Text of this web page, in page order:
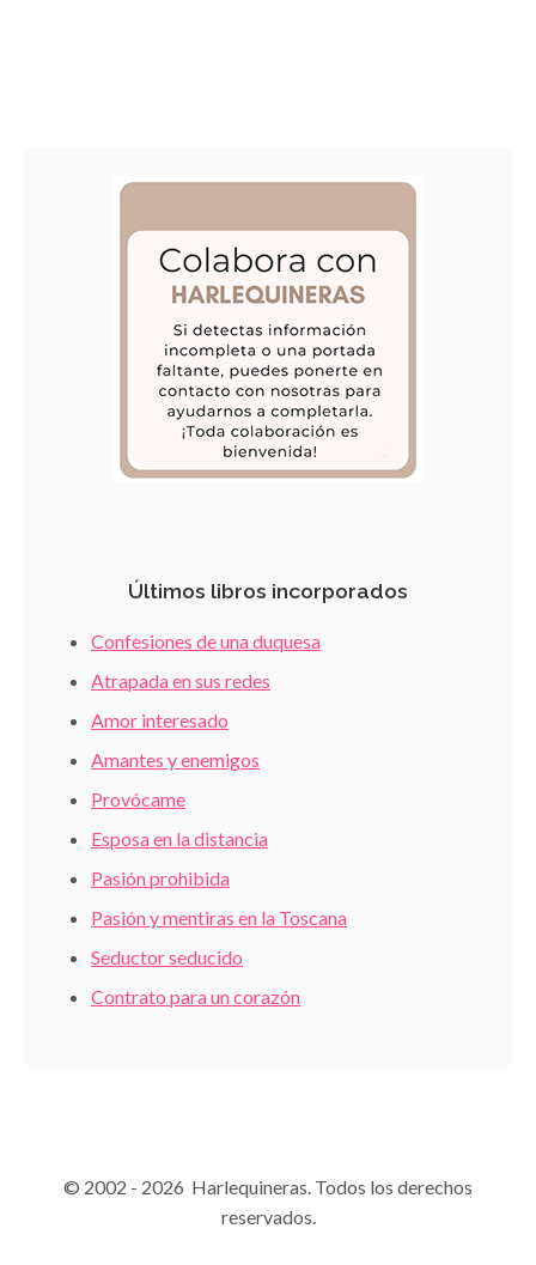
Últimos libros incorporados
Confesiones de una duquesa
Atrapada en sus redes
Amor interesado
Amantes y enemigos
Provócame
Esposa en la distancia
Pasión prohibida
Pasión y mentiras en la Toscana
Seductor seducido
Contrato para un corazón
© 2002 - 2026 Harlequineras. Todos los derechos
reservados.